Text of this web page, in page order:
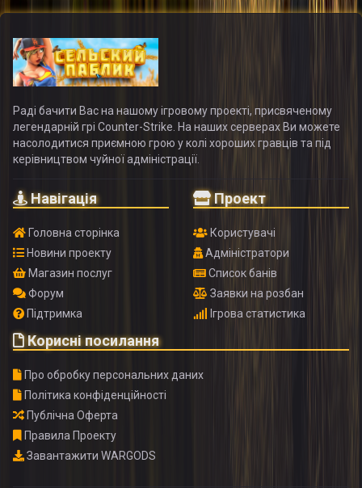
Раді бачити Вас на нашому ігровому проекті, присвяченому
легендарній грі Counter-Strike. На наших серверах Ви можете
насолодитися приємною грою у колі хороших гравців та під
керівництвом чуйної адміністрації.
Навігація
Головна сторінка
Новини проекту
Магазин послуг
Форум
Підтримка
Проект
Користувачі
Адміністратори
Список банів
Заявки на розбан
Ігрова статистика
Корисні посилання
Про обробку персональних даних
Політика конфіденційності
Публічна Оферта
Правила Проекту
Завантажити WARGODS